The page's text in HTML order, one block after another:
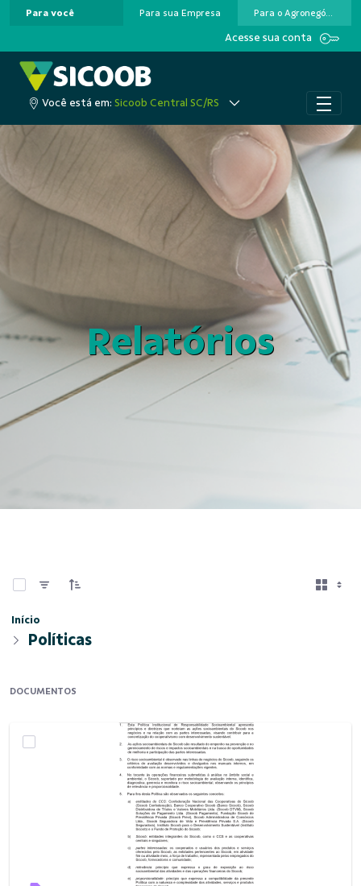
Pular para o Conteúdo principal
Para você Para sua Empresa Para o Agronegócio
Acesse sua conta
Você está em: Sicoob Central SC/RS
Relatórios
Início
Políticas
DOCUMENTOS